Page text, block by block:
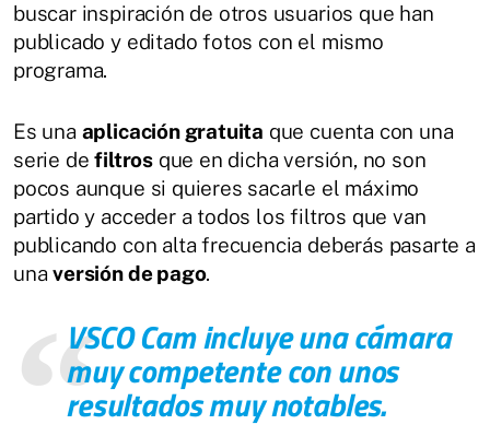
buscar inspiración de otros usuarios que han
publicado y editado fotos con el mismo
programa.
Es una aplicación gratuita que cuenta con una
serie defiltrosque en dicha versión, no son
pocos aunque si quieres sacarle el máximo
partido y acceder a todos los filtros que van
publicando con alta frecuencia deberás pasarte a
unaversión de pago.
VSCO Camincluye una cámara
muy competente con unos
resultados muy notables.